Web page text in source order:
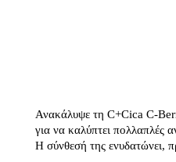
Ανακάλυψε τη C+Cica C-
για να καλύπτει πολλαπλές
Η σύνθεσή της ενυδατώνει,